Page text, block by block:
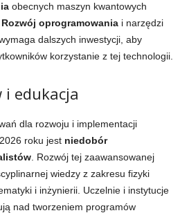
obecnych maszyn kwantowych
Rozwój oprogramowania i narzędzi
dalszych inwestycji, aby
korzystanie z tej technologii.
i edukacja
dla rozwoju i implementacji
roku jest niedobór
. Rozwój tej zaawansowanej
wiedzy z zakresu fizyki
i inżynierii. Uczelnie i instytucje
nad tworzeniem programów